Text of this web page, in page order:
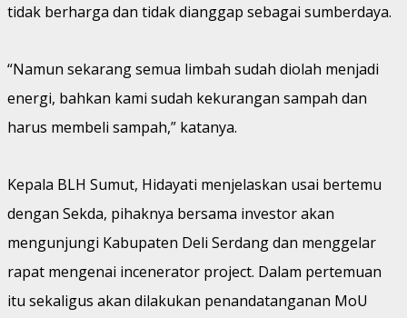
tidak berharga dan tidak dianggap sebagai sumberdaya.
“Namun sekarang semua limbah sudah diolah menjadi
energi, bahkan kami sudah kekurangan sampah dan
harus membeli sampah,” katanya.
Kepala BLH Sumut, Hidayati menjelaskan usai bertemu
dengan Sekda, pihaknya bersama investor akan
mengunjungi Kabupaten Deli Serdang dan menggelar
rapat mengenai incenerator project. Dalam pertemuan
itu sekaligus akan dilakukan penandatanganan MoU